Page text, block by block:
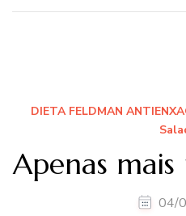
DIETA FELDMAN
Apenas
04/